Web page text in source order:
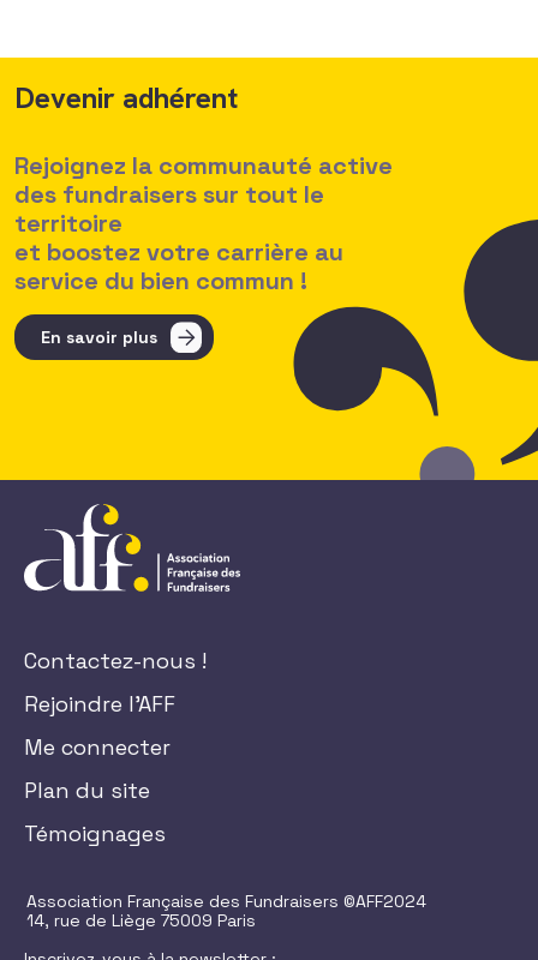
Devenir adhérent
Rejoignez la communauté active
des fundraisers sur tout le
territoire
et boostez votre carrière au
service du bien commun !
En savoir plus
Contactez-nous !
Rejoindre l'AFF
Me connecter
Plan du site
Témoignages
Association Française des Fundraisers ©AFF2024
14, rue de Liège 75009 Paris